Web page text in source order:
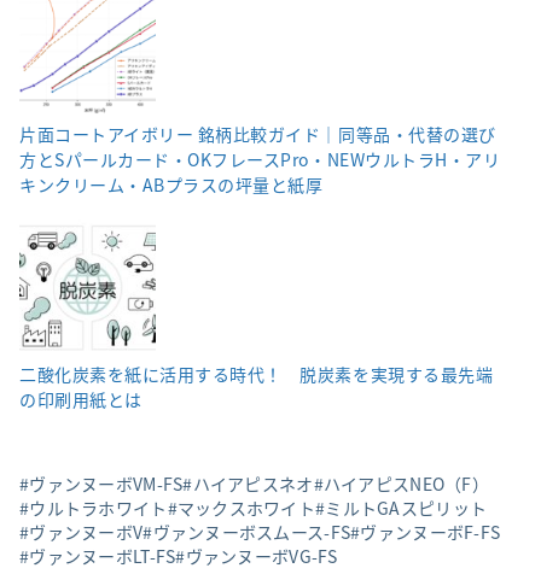
片面コートアイボリー 銘柄比較ガイド｜同等品・代替の選び
方とSパールカード・OKフレースPro・NEWウルトラH・アリ
キンクリーム・ABプラスの坪量と紙厚
二酸化炭素を紙に活用する時代！ 脱炭素を実現する最先端
の印刷用紙とは
ヴァンヌーボVM-FS ハイアピスネオ ハイアピスNEO（F）
ウルトラホワイト マックスホワイト ミルトGAスピリット
ヴァンヌーボV ヴァンヌーボスムース-FS ヴァンヌーボF-FS
ヴァンヌーボLT-FS ヴァンヌーボVG-FS